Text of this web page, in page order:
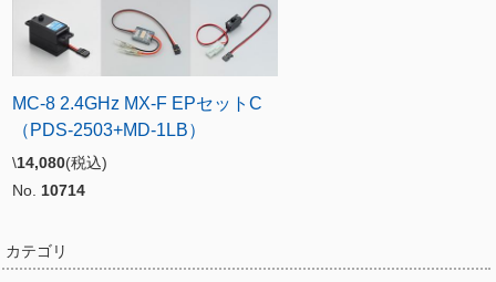
MC-8 2.4GHz MX-F EPセットC
（PDS-2503+MD-1LB）
\14,080(税込)
No. 10714
カテゴリ